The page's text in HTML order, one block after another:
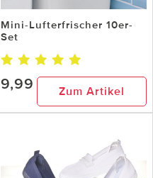
Mini-Lufterfrischer 10er-
Set
9,99 Zum Artikel